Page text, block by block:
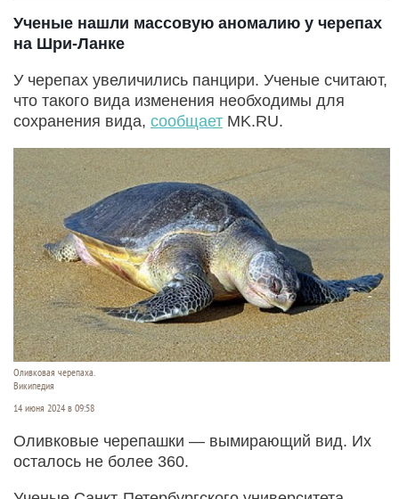
Ученые нашли массовую аномалию у черепах
на Шри-Ланке
У черепах увеличились панцири. Ученые считают,
что такого вида изменения необходимы для
сохранения вида, сообщает MK.RU.
Оливковая черепаха.
Википедия
14 июня 2024 в 09:58
Оливковые черепашки — вымирающий вид. Их
осталось не более 360.